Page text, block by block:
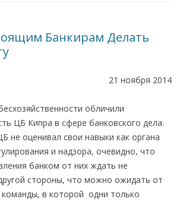
Банкирам Делать
21 ноября 2014
обличили
ЦБ Кипра в сфере банковского дела.
не оценивал свои навыки как органа
и надзора, очевидно, что
банком от них ждать не
стороны, что можно ожидать от
команды, в которой одни только